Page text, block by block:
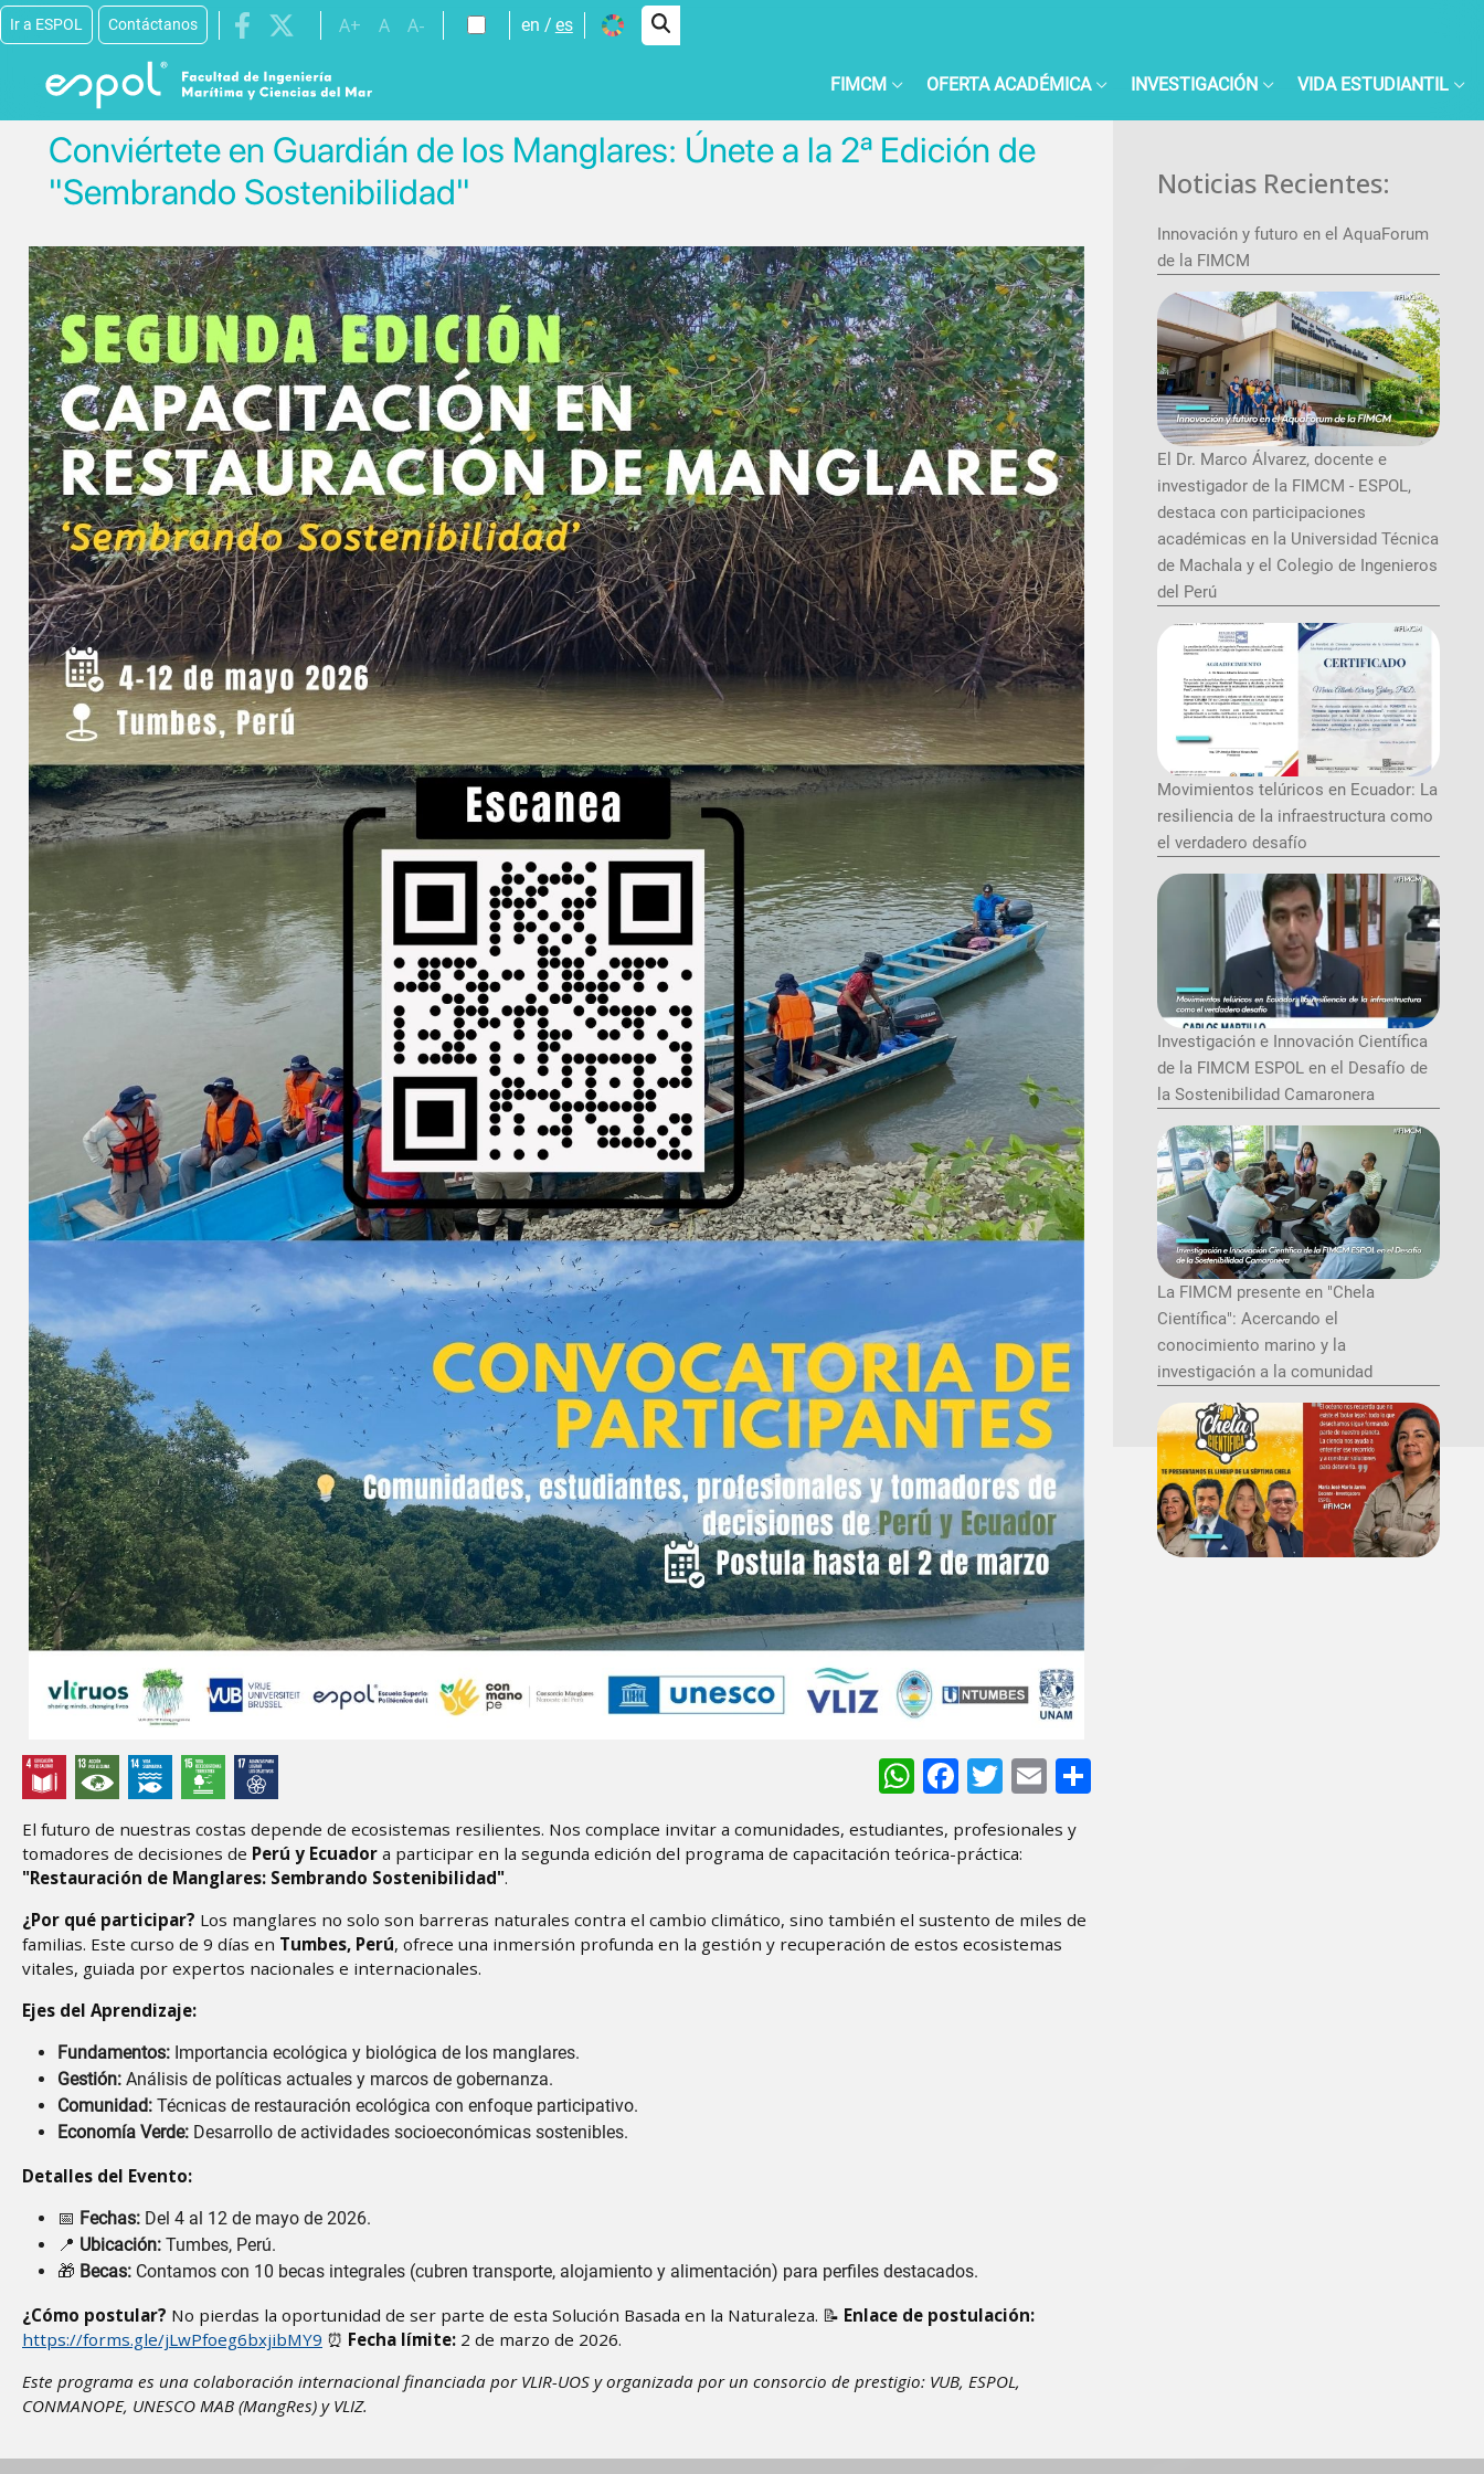
Pasar al contenido principal
Ir a ESPOL Contáctanos A+ A A- en es
FIMCM OFERTA ACADÉMICA INVESTIGACIÓN VIDA ESTUDIANTIL
Conviértete en Guardián de los Manglares: Únete a la 2ª Edición de
"Sembrando Sostenibilidad"
Image
WhatsApp
Facebook
Twitter
Email
El futuro de nuestras costas depende de ecosistemas resilientes. Nos complace invitar a comunidades, estudiantes, profesionales y
tomadores de decisiones de Perú y Ecuador a participar en la segunda edición del programa de capacitación teórica-práctica:
"Restauración de Manglares: Sembrando Sostenibilidad".
¿Por qué participar? Los manglares no solo son barreras naturales contra el cambio climático, sino también el sustento de miles de
familias. Este curso de 9 días en Tumbes, Perú, ofrece una inmersión profunda en la gestión y recuperación de estos ecosistemas
vitales, guiada por expertos nacionales e internacionales.
Ejes del Aprendizaje:
Fundamentos: Importancia ecológica y biológica de los manglares.
Gestión: Análisis de políticas actuales y marcos de gobernanza.
Comunidad: Técnicas de restauración ecológica con enfoque participativo.
Economía Verde: Desarrollo de actividades socioeconómicas sostenibles.
Detalles del Evento:
📅 Fechas: Del 4 al 12 de mayo de 2026.
📍 Ubicación: Tumbes, Perú.
🎁 Becas: Contamos con 10 becas integrales (cubren transporte, alojamiento y alimentación) para perfiles destacados.
¿Cómo postular? No pierdas la oportunidad de ser parte de esta Solución Basada en la Naturaleza. 📝 Enlace de postulación:
https://forms.gle/jLwPfoeg6bxjibMY9 ⏰ Fecha límite: 2 de marzo de 2026.
Este programa es una colaboración internacional financiada por VLIR-UOS y organizada por un consorcio de prestigio: VUB, ESPOL,
CONMANOPE, UNESCO MAB (MangRes) y VLIZ.
Noticias Recientes:
Innovación y futuro en el AquaForum
de la FIMCM
El Dr. Marco Álvarez, docente e
investigador de la FIMCM - ESPOL,
destaca con participaciones
académicas en la Universidad Técnica
de Machala y el Colegio de Ingenieros
del Perú
Movimientos telúricos en Ecuador: La
resiliencia de la infraestructura como
el verdadero desafío
Investigación e Innovación Científica
de la FIMCM ESPOL en el Desafío de
la Sostenibilidad Camaronera
La FIMCM presente en "Chela
Científica": Acercando el
conocimiento marino y la
investigación a la comunidad